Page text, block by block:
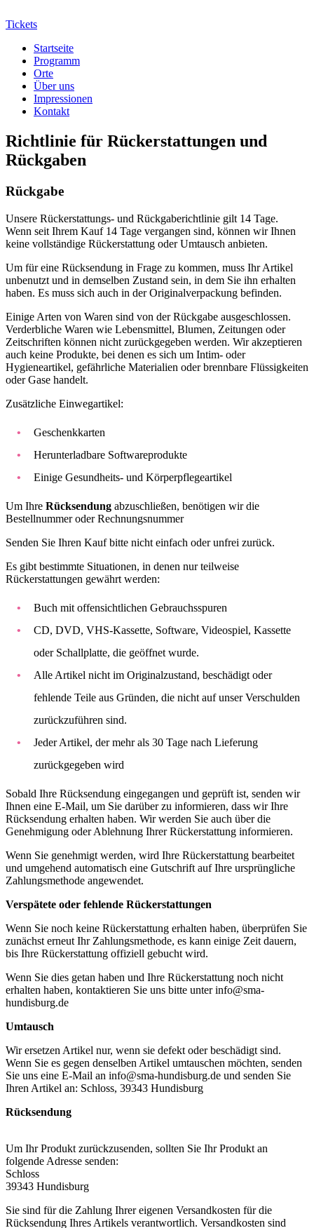
Tickets
Startseite
Programm
Orte
Über uns
Impressionen
Kontakt
Richtlinie für Rückerstattungen und
Rückgaben
Rückgabe
Unsere Rückerstattungs- und Rückgaberichtlinie gilt 14 Tage.
Wenn seit Ihrem Kauf 14 Tage vergangen sind, können wir Ihnen
keine vollständige Rückerstattung oder Umtausch anbieten.
Um für eine Rücksendung in Frage zu kommen, muss Ihr Artikel
unbenutzt und in demselben Zustand sein, in dem Sie ihn erhalten
haben. Es muss sich auch in der Originalverpackung befinden.
Einige Arten von Waren sind von der Rückgabe ausgeschlossen.
Verderbliche Waren wie Lebensmittel, Blumen, Zeitungen oder
Zeitschriften können nicht zurückgegeben werden. Wir akzeptieren
auch keine Produkte, bei denen es sich um Intim- oder
Hygieneartikel, gefährliche Materialien oder brennbare Flüssigkeiten
oder Gase handelt.
Zusätzliche Einwegartikel:
Geschenkkarten
Herunterladbare Softwareprodukte
Einige Gesundheits- und Körperpflegeartikel
Um Ihre Rücksendung abzuschließen, benötigen wir die
Bestellnummer oder Rechnungsnummer
Senden Sie Ihren Kauf bitte nicht einfach oder unfrei zurück.
Es gibt bestimmte Situationen, in denen nur teilweise
Rückerstattungen gewährt werden:
Buch mit offensichtlichen Gebrauchsspuren
CD, DVD, VHS-Kassette, Software, Videospiel, Kassette
oder Schallplatte, die geöffnet wurde.
Alle Artikel nicht im Originalzustand, beschädigt oder
fehlende Teile aus Gründen, die nicht auf unser Verschulden
zurückzuführen sind.
Jeder Artikel, der mehr als 30 Tage nach Lieferung
zurückgegeben wird
Sobald Ihre Rücksendung eingegangen und geprüft ist, senden wir
Ihnen eine E-Mail, um Sie darüber zu informieren, dass wir Ihre
Rücksendung erhalten haben. Wir werden Sie auch über die
Genehmigung oder Ablehnung Ihrer Rückerstattung informieren.
Wenn Sie genehmigt werden, wird Ihre Rückerstattung bearbeitet
und umgehend automatisch eine Gutschrift auf Ihre ursprüngliche
Zahlungsmethode angewendet.
Verspätete oder fehlende Rückerstattungen
Wenn Sie noch keine Rückerstattung erhalten haben, überprüfen Sie
zunächst erneut Ihr Zahlungsmethode, es kann einige Zeit dauern,
bis Ihre Rückerstattung offiziell gebucht wird.
Wenn Sie dies getan haben und Ihre Rückerstattung noch nicht
erhalten haben, kontaktieren Sie uns bitte unter info@sma-
hundisburg.de
Umtausch
Wir ersetzen Artikel nur, wenn sie defekt oder beschädigt sind.
Wenn Sie es gegen denselben Artikel umtauschen möchten, senden
Sie uns eine E-Mail an info@sma-hundisburg.de und senden Sie
Ihren Artikel an: Schloss, 39343 Hundisburg
Rücksendung
Um Ihr Produkt zurückzusenden, sollten Sie Ihr Produkt an
folgende Adresse senden:
Schloss
39343 Hundisburg
Sie sind für die Zahlung Ihrer eigenen Versandkosten für die
Rücksendung Ihres Artikels verantwortlich. Versandkosten sind